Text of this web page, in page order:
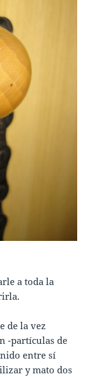
a toda la
de la vez
-partículas de
entre sí
y mato dos